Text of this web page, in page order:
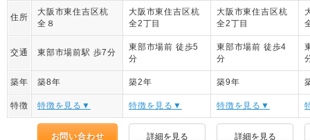
住所
大阪市東住吉区杭
全８
大阪市東住吉区杭
全2丁目
大阪市東住吉区杭
全2丁目
交通 東部市場前駅 歩7分
東部市場前 徒歩5
分
東部市場前 徒歩4
分
築年 築8年 築2年 築9年
特徴 特徴を見る▼ 特徴を見る▼ 特徴を見る▼
お問い合わせ 詳細を見る 詳細を見る